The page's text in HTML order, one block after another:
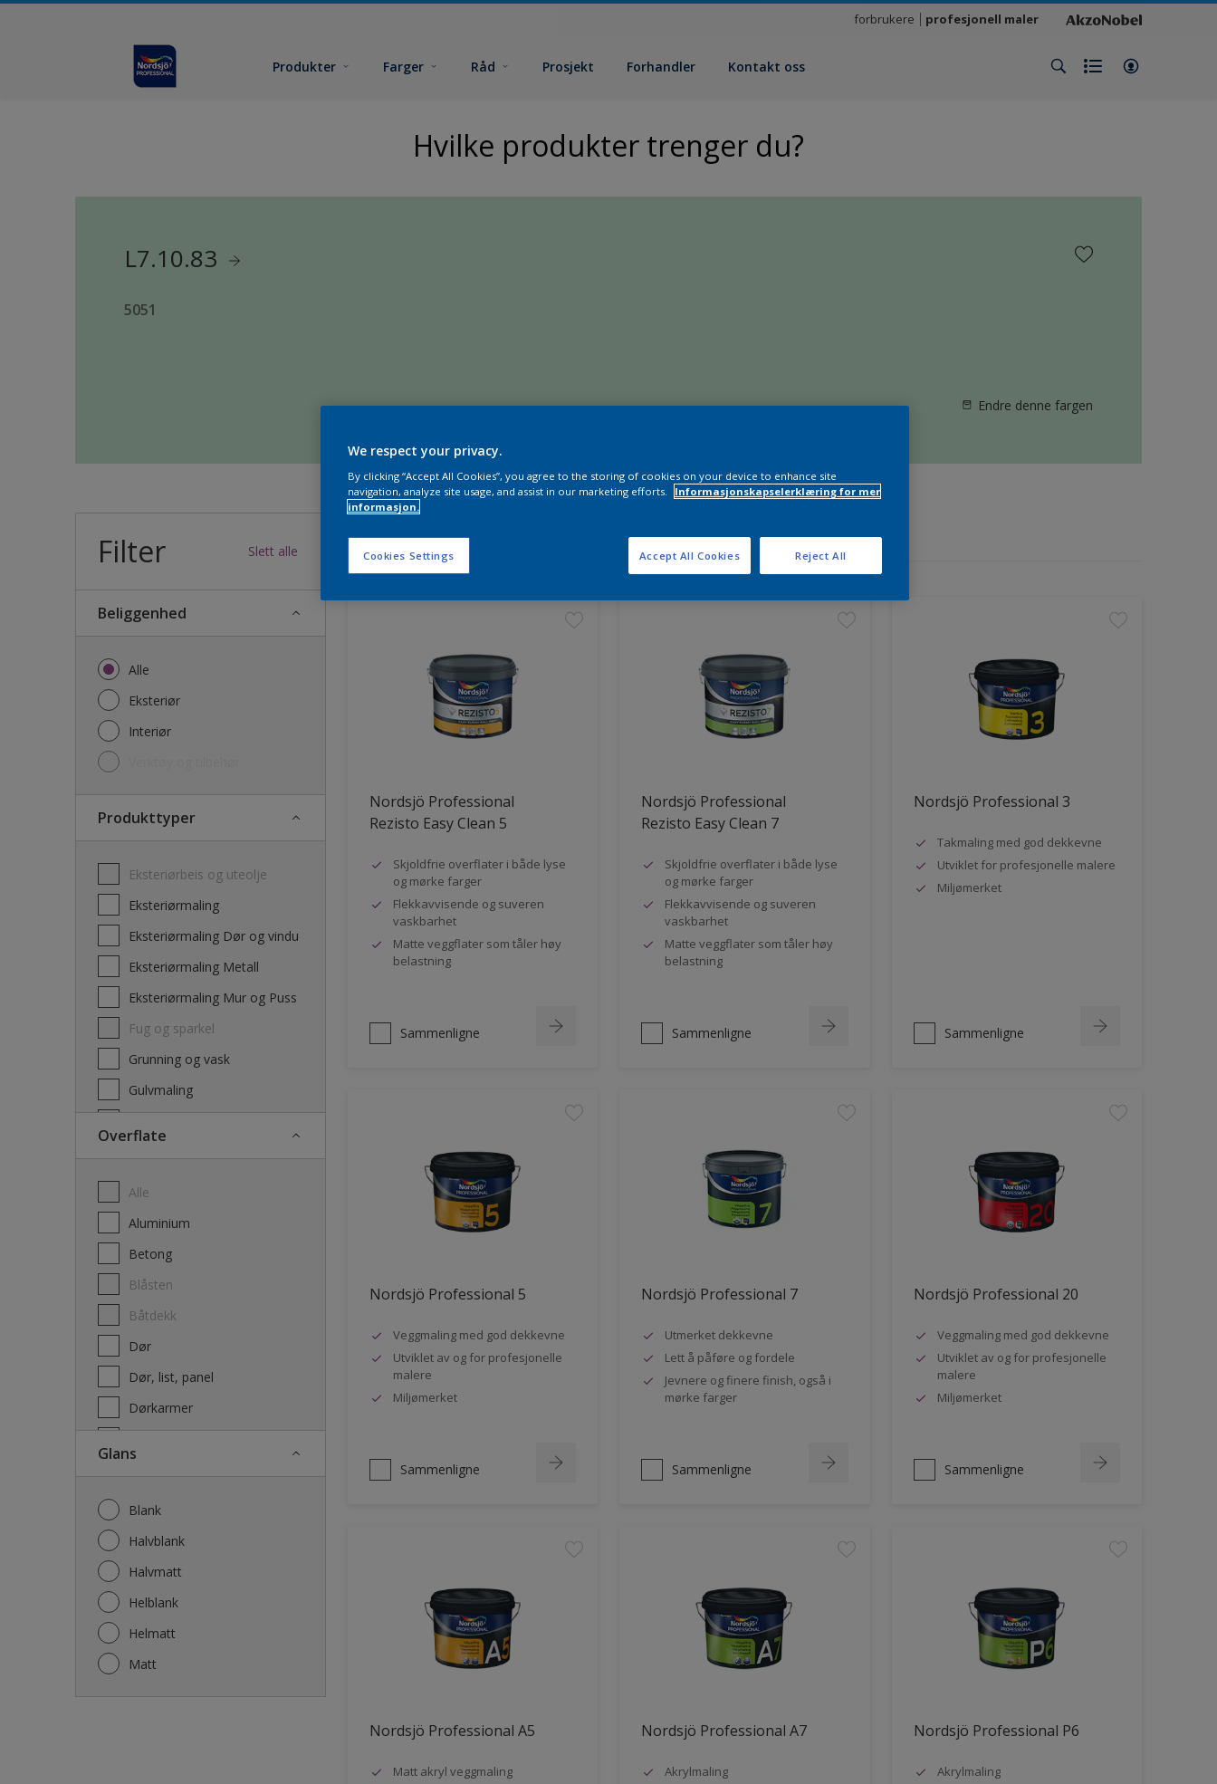
forbrukere profesjonell maler
Produkter Farger Råd Prosjekt Forhandler Kontakt oss
Hvilke produkter trenger du?
L7.10.83
5051
Endre denne fargen
Filter Slett alle
Beliggenhed
Alle
Eksteriør
Interiør
Produkttyper
Eksteriørbeis og uteolje
Eksteriørmaling
Eksteriørmaling Dør og vindu
Eksteriørmaling Metall
Eksteriørmaling Mur og Puss
Fug og sparkel
Grunning og vask
Gulvmaling
Overflate
Alle
Aluminium
Betong
Blåsten
Båtdekk
Dør
Dør, list, panel
Dørkarmer
Glans
Blank
Halvblank
Halvmatt
Helblank
Helmatt
Matt
34produkter funnet
Nordsjö Professional
Rezisto Easy Clean 5
Skjoldfrie overflater i både lyse
og mørke farger
Flekkavvisende og suveren
vaskbarhet
Matte veggflater som tåler høy
belastning
Sammenligne
Nordsjö Professional
Rezisto Easy Clean 7
Skjoldfrie overflater i både lyse
og mørke farger
Flekkavvisende og suveren
vaskbarhet
Matte veggflater som tåler høy
belastning
Sammenligne
Nordsjö Professional 3
Takmaling med god dekkevne
Utviklet for profesjonelle malere
Miljømerket
Sammenligne
Nordsjö Professional 5
Veggmaling med god dekkevne
Utviklet av og for profesjonelle
malere
Miljømerket
Sammenligne
Nordsjö Professional 7
Utmerket dekkevne
Lett å påføre og fordele
Jevnere og finere finish, også i
mørke farger
Sammenligne
Nordsjö Professional 20
Veggmaling med god dekkevne
Utviklet av og for profesjonelle
malere
Miljømerket
Sammenligne
Nordsjö Professional A5
Matt akryl veggmaling
Nordsjö Professional A7
Akrylmaling
Nordsjö Professional P6
Akrylmaling
We respect your privacy.
By clicking “Accept All Cookies”, you agree to the storing of cookies on your device to enhance site
navigation, analyze site usage, and assist in our marketing efforts.
Informasjonskapselerklæring for mer
informasjon.
Cookies Settings Reject All
Accept All Cookies